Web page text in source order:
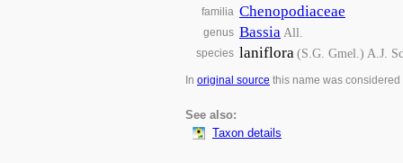
familia Chenopodiaceae
genus Bassia All.
species laniflora(S.G. Gmel.) A.J.
In original source this name was
See also:
Taxon details